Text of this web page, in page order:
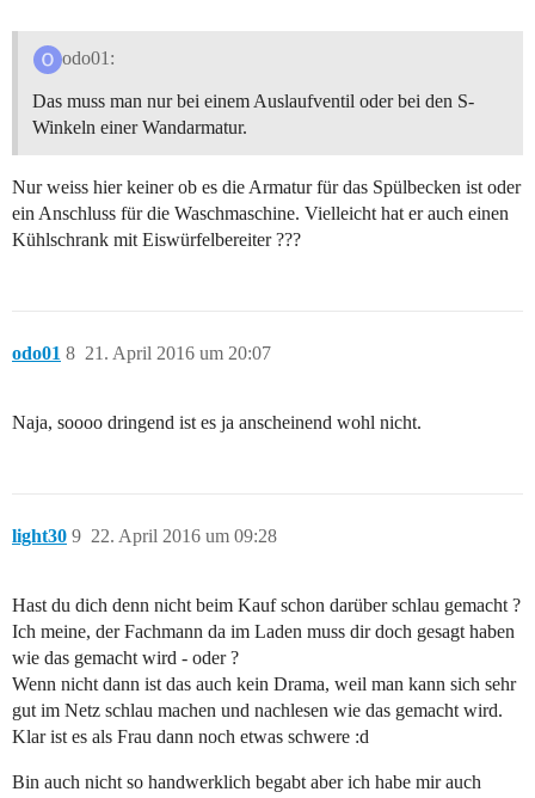
odo01:
Das muss man nur bei einem Auslaufventil oder bei den S-
Winkeln einer Wandarmatur.
Nur weiss hier keiner ob es die Armatur für das Spülbecken ist oder
ein Anschluss für die Waschmaschine. Vielleicht hat er auch einen
Kühlschrank mit Eiswürfelbereiter ???
odo01 21. April 2016 um 20:07
8
Naja, soooo dringend ist es ja anscheinend wohl nicht.
light30 22. April 2016 um 09:28
9
Hast du dich denn nicht beim Kauf schon darüber schlau gemacht ?
Ich meine, der Fachmann da im Laden muss dir doch gesagt haben
wie das gemacht wird - oder ?
Wenn nicht dann ist das auch kein Drama, weil man kann sich sehr
gut im Netz schlau machen und nachlesen wie das gemacht wird.
Klar ist es als Frau dann noch etwas schwere :d
Bin auch nicht so handwerklich begabt aber ich habe mir auch